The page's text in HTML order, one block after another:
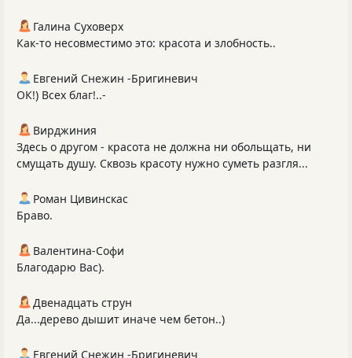
Галина Суховерх
Как-то несовместимо это: красота и злобность..
Евгений Снежин -Бригиневич
ОК!) Всех благ!..-
Вирджиния
Здесь о другом - красота не должна ни обольщать, ни
смущать душу. Сквозь красоту нужно суметь разгля...
Роман Цивинскас
Браво.
Валентина-Софи
Благодарю Вас).
Двенадцать струн
Да...дерево дышит иначе чем бетон..)
Евгений Снежин -Бригиневич